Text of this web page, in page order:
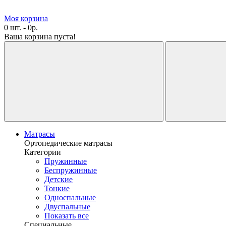
Моя корзина
0 шт. - 0р.
Ваша корзина пуста!
Матрасы
Ортопедические матрасы
Категории
Пружинные
Беспружинные
Детские
Тонкие
Односпальные
Двуспальные
Показать все